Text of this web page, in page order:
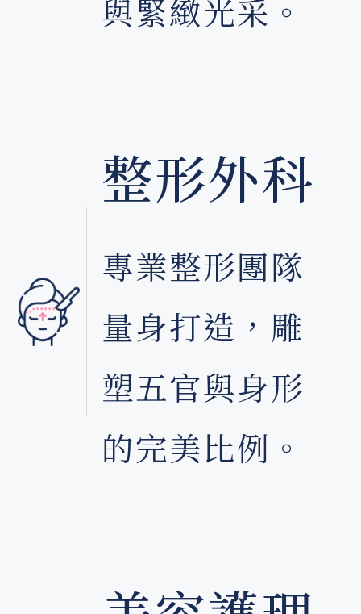
能
量
與緊緻光采。
整形外科
專業整形團隊
量身打造，雕
塑五官與身形
的完美比例。